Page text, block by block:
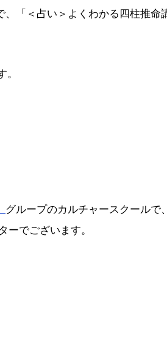
、「＜占い＞よくわかる四柱推
グループのカルチャースクール
でございます。